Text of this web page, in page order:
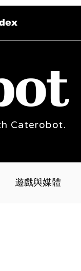
Caterobot.
遊戲與媒體